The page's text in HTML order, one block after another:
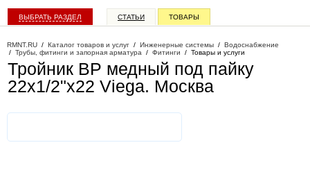
ВЫБРАТЬ РАЗДЕЛ СТАТЬИ ТОВАРЫ
RMNT.RU / Каталог товаров и услуг / Инженерные системы / Водоснабжение
/ Трубы, фитинги и запорная арматура / Фитинги / Товары и услуги
Тройник ВР медный под пайку
22х1/2"х22 Viega. Москва